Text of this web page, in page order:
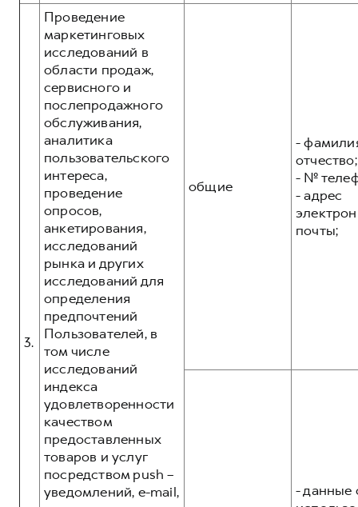
3.
Проведение
маркетинговых
исследований в
области продаж,
сервисного и
послепродажного
обслуживания,
аналитика
пользовательского
интереса,
проведение
опросов,
анкетирования,
исследований
рынка и других
исследований для
определения
предпочтений
Пользователей, в
том числе
исследований
индекса
удовлетворенности
качеством
предоставленных
товаров и услуг
посредством push –
уведомлений, e-mail,
общие
-
отчество;
- №
- адрес
почты;
- данные